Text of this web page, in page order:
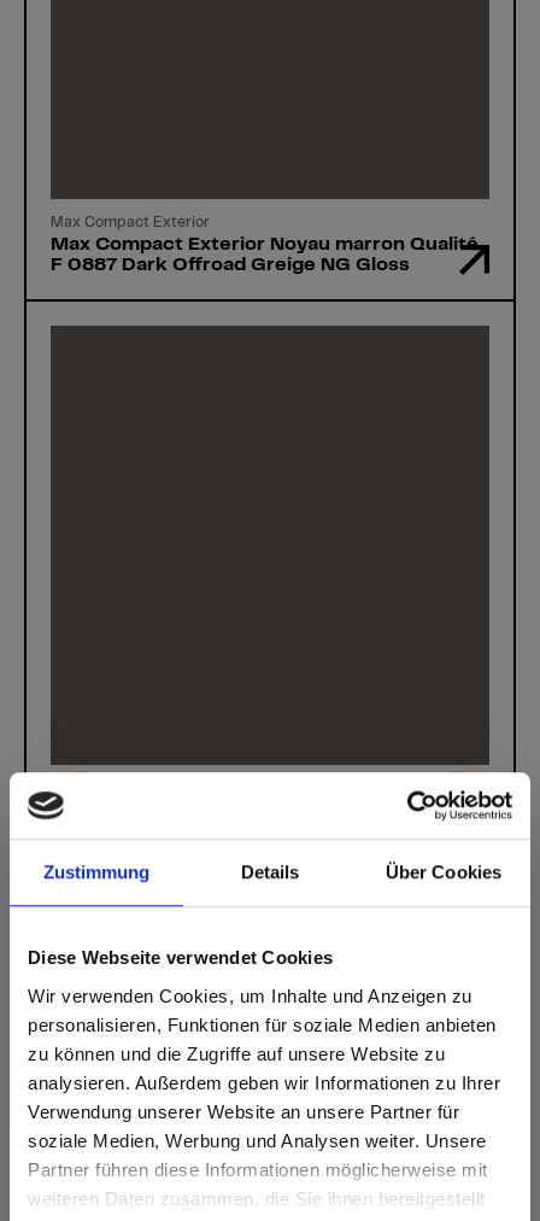
Zustimmung Details Über Cookies
Diese Webseite verwendet Cookies
Wir verwenden Cookies, um Inhalte und Anzeigen zu
personalisieren, Funktionen für soziale Medien anbieten
zu können und die Zugriffe auf unsere Website zu
analysieren. Außerdem geben wir Informationen zu Ihrer
Verwendung unserer Website an unsere Partner für
soziale Medien, Werbung und Analysen weiter. Unsere
Partner führen diese Informationen möglicherweise mit
weiteren Daten zusammen, die Sie ihnen bereitgestellt
Are you based in the États-Unis?
Max Compact Exterior
Max Compact Exterior Noyau marron Qualité
F 0887 Dark Offroad Greige NG Gloss
Max Compact Exterior
Max Compact Exterior Noyau marron Qualité